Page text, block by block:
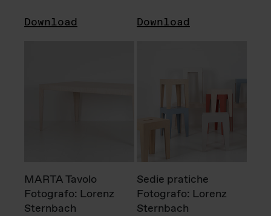
Download Download
MARTA Tavolo
Fotografo: Lorenz
Sternbach
Sedie pratiche
Fotografo: Lorenz
Sternbach